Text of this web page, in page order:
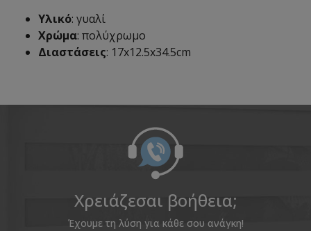
Υλικό: γυαλί
Χρώμα: πολύχρωμο
Διαστάσεις: 17x12.5x34.5cm
Χρειάζεσαι βοήθεια;
Έχουμε τη λύση για κάθε σου ανάγκη!